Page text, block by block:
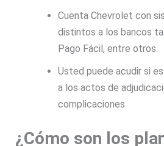
Cuenta Chevrolet con
distintos a los bancos
Pago Fácil, entre otros.
Usted puede acudir si
a los actos de
complicaciones.
¿Cómo son los